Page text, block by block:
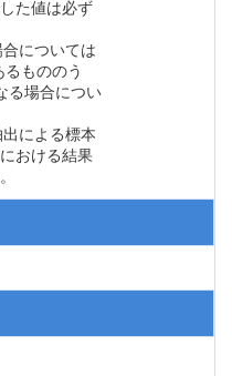
た値は必ず
については
るもののう
る場合につい
による標本
おける結果